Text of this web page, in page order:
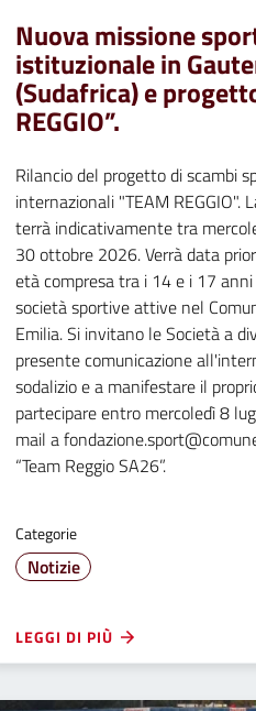
Nuova missione
istituzionale in
(Sudafrica) e
REGGIO”.
Rilancio del progetto di scambi
internazionali "TEAM REGGIO".
terrà indicativamente tra
30 ottobre 2026. Verrà data
età compresa tra i 14 e i 17
società sportive attive nel
Emilia. Si invitano le Società a
presente comunicazione
sodalizio e a manifestare il
partecipare entro mercoledì 8
mail a
“Team Reggio SA26”.
Categorie
Notizie
LEGGI DI PIÙ